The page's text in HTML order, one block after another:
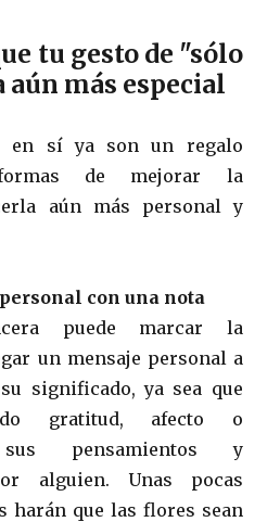
tu gesto de "sólo
aún más especial
en sí ya son un regalo
de mejorar la
aún más personal y
con una nota
puede marcar la
un mensaje personal a
significado, ya sea que
gratitud, afecto o
sus pensamientos y
alguien. Unas pocas
harán que las flores sean